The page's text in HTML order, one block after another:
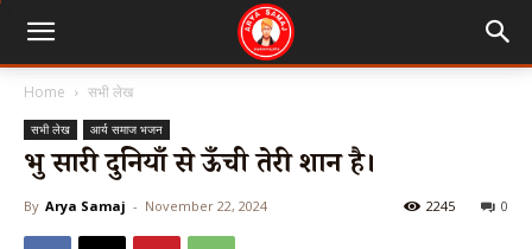
Home सभी लेख
सभी लेख आर्य समाज भजन
प्रभु सारी दुनियाँ से ऊँची तेरी शान है।
By Arya Samaj - November 22, 2024 0
2245